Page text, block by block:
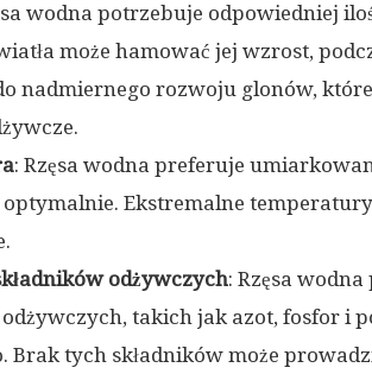
wodna potrzebuje odpowiedniej
może hamować jej wzrost,
nadmiernego rozwoju glonów,
: Rzęsa wodna preferuje
Ekstremalne
odżywczych: Rzęsa
takich jak azot, fosfor i
Brak tych składników może